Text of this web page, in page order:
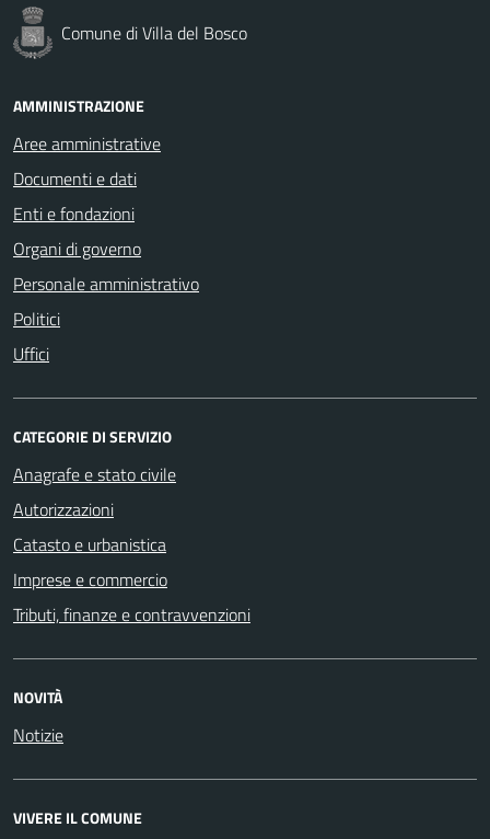
Comune di Villa del Bosco
AMMINISTRAZIONE
Aree amministrative
Documenti e dati
Enti e fondazioni
Organi di governo
Personale amministrativo
Politici
Uffici
CATEGORIE DI SERVIZIO
Anagrafe e stato civile
Autorizzazioni
Catasto e urbanistica
Imprese e commercio
Tributi, finanze e contravvenzioni
NOVITÀ
Notizie
VIVERE IL COMUNE